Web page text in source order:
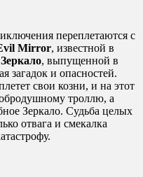
переплетаются с
Mirror, известной в
, выпущенной в
загадок и опасностей.
свои козни, и на этот
троллю, а
Зеркало. Судьба целых
отвага и смекалка